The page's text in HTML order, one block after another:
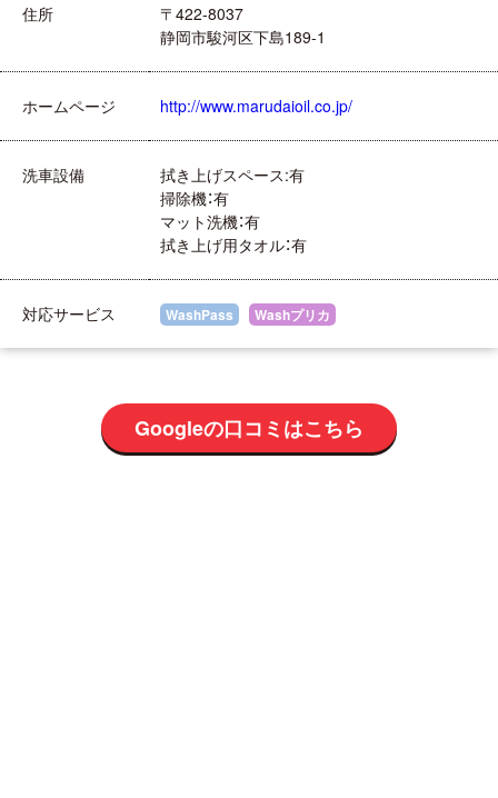
住所
〒422-8037
静岡市駿河区下島189-1
ホームページ http://www.marudaioil.co.jp/
洗車設備
拭き上げスペース:有
掃除機：有
マット洗機：有
拭き上げ用タオル：有
対応サービス WashPass Washプリカ
Googleの口コミはこちら